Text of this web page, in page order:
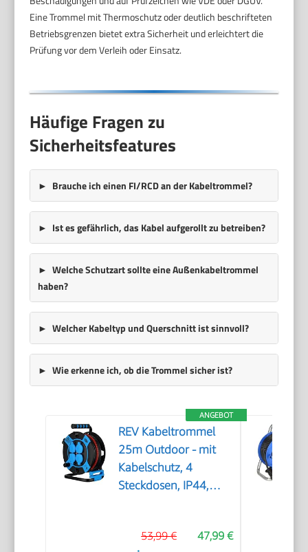
Eine Trommel mit Thermoschutz oder deutlich beschrifteten
Betriebsgrenzen bietet extra Sicherheit und erleichtert die
Prüfung vor dem Verleih oder Einsatz.
Häufige Fragen zu
Sicherheitsfeatures
Brauche ich einen FI/RCD an der Kabeltrommel?
Ist es gefährlich, das Kabel aufgerollt zu betreiben?
Welche Schutzart sollte eine Außenkabeltrommel
haben?
Welcher Kabeltyp und Querschnitt ist sinnvoll?
Wie erkenne ich, ob die Trommel sicher ist?
ANGEBOT
REV Kabeltrommel
25m Outdoor - mit
Kabelschutz, 4
Steckdosen, IP44,
47,99 €
53,99 €